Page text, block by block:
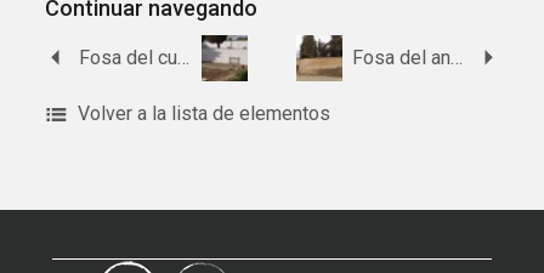
Continuar navegando
Fosa del cuadro Cuarto del cementerio de La Salud de Córdoba Fosa del antiguo cementerio de Mondújar
Volver a la lista de elementos